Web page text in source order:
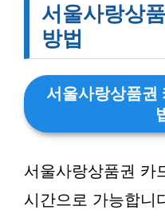
서울사랑상
방법
서울사랑상품권
서울사랑상품권 카
시간으로 가능합니